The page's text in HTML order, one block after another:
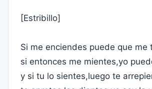
[Estribillo]
Si me enciendes puede que me
si entonces me mientes,yo
y si tu lo sientes,luego te